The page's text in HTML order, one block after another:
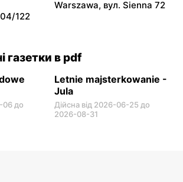
122
Warszawa, вул. Sienna 72
газетки в pdf
06 до
Letnie majsterkowanie -
Jula
Дійсна від 2026-06-25 до
2026-08-31